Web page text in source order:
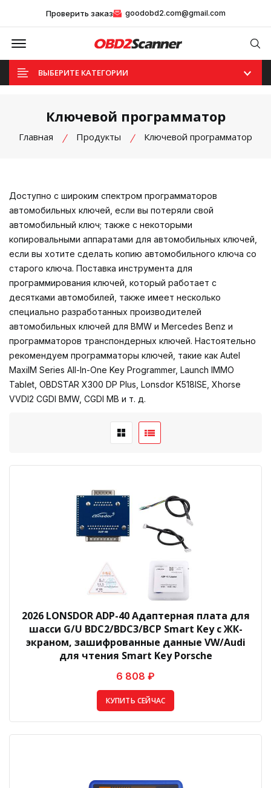
Проверить заказ goodobd2.com@gmail.com
Offcanvas Menu Open
ВЫБЕРИТЕ КАТЕГОРИИ
Ключевой программатор
Главная Продукты Ключевой программатор
Доступно с широким спектром программаторов
автомобильных ключей, если вы потеряли свой
автомобильный ключ; также с некоторыми
копировальными аппаратами для автомобильных ключей,
если вы хотите сделать копию автомобильного ключа со
старого ключа. Поставка инструмента для
программирования ключей, который работает с
десятками автомобилей, также имеет несколько
специально разработанных производителей
автомобильных ключей для BMW и Mercedes Benz и
программаторов транспондерных ключей. Настоятельно
рекомендуем программаторы ключей, такие как Autel
MaxiIM Series All-In-One Key Programmer, Launch IMMO
Tablet, OBDSTAR X300 DP Plus, Lonsdor K518ISE, Xhorse
VVDI2 CGDI BMW, CGDI MB и т. д.
2026 LONSDOR ADP-40 Адаптерная плата для
шасси G/U BDC2/BDC3/BCP Smart Key с ЖК-
экраном, зашифрованные данные VW/Audi
для чтения Smart Key Porsche
6 808 ₽
КУПИТЬ СЕЙЧАС